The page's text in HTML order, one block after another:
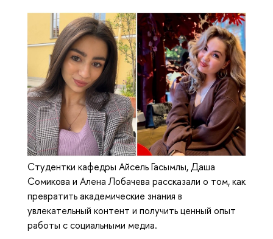
Cтудентки кафедры Айсель Гасымлы, Даша
Сомикова и Алена Лобачева рассказали о том, как
превратить академические знания в
увлекательный контент и получить ценный опыт
работы c социальными медиа.